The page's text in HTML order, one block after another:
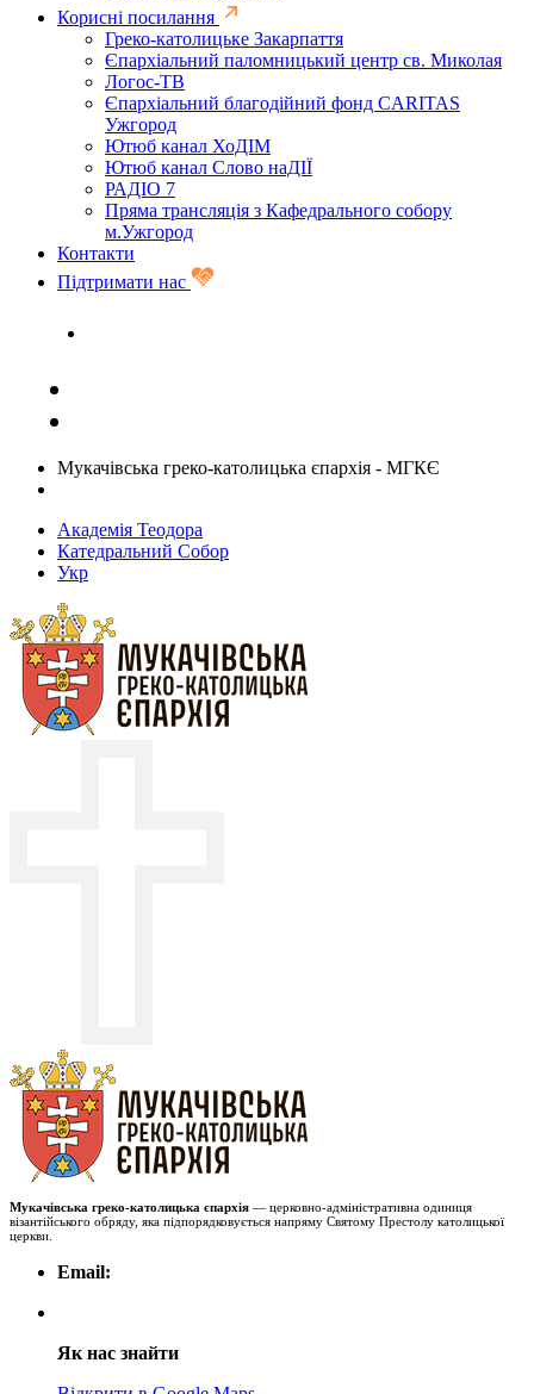
Корисні посилання
Греко-католицьке Закарпаття
Єпархіальний паломницький центр св. Миколая
Логос-ТВ
Єпархіальний благодійний фонд CARITAS
Ужгород
Ютюб канал ХоДІМ
Ютюб канал Слово наДІЇ
РАДІО 7
Пряма трансляція з Кафедрального собору
м.Ужгород
Контакти
Підтримати нас
Мукачівська греко-католицька єпархія - МГКЄ
Академія Теодора
Катедральний Собор
Укр
Мукачівська греко-католицька єпархія — церковно-адміністративна одиниця
візантійського обряду, яка підпорядковується напряму Святому Престолу католицької
церкви.
Email:
Як нас знайти